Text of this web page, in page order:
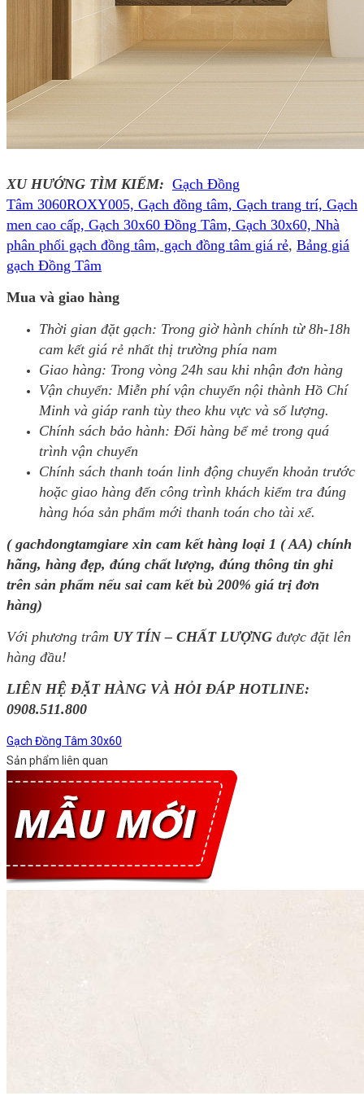
XU HƯỚNG TÌM KIẾM: Gạch Đồng
Tâm 3060ROXY005, Gạch đồng tâm, Gạch trang trí, Gạch
men cao cấp, Gạch 30x60 Đồng Tâm, Gạch 30x60, Nhà
phân phối gạch đồng tâm, gạch đồng tâm giá rẻ, Bảng giá
gạch Đồng Tâm
Mua và giao hàng
Thời gian đặt gạch: Trong giờ hành chính từ 8h-18h
cam kết giá rẻ nhất thị trường phía nam
Giao hàng: Trong vòng 24h sau khi nhận đơn hàng
Vận chuyển: Miễn phí vận chuyển nội thành Hồ Chí
Minh và giáp ranh tùy theo khu vực và số lượng.
Chính sách bảo hành: Đổi hàng bể mẻ trong quá
trình vận chuyển
Chính sách thanh toán linh động chuyển khoản trước
hoặc giao hàng đến công trình khách kiểm tra đúng
hàng hóa sản phẩm mới thanh toán cho tài xế.
( gachdongtamgiare xin cam kết hàng loại 1 ( AA) chính
hãng, hàng đẹp, đúng chất lượng, đúng thông tin ghi
trên sản phẩm nếu sai cam kết bù 200% giá trị đơn
hàng)
Với phương trâm UY TÍN – CHẤT LƯỢNG được đặt lên
hàng đầu!
LIÊN HỆ ĐẶT HÀNG VÀ HỎI ĐÁP HOTLINE:
0908.511.800
Gạch Đồng Tâm 30x60
Sản phẩm liên quan